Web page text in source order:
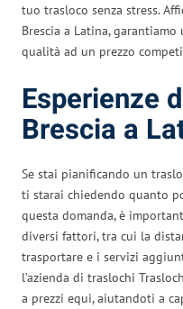
tuo trasloco senza stress.
Brescia a Latina,
qualità ad un prezzo
Esperienze
Brescia a
Se stai pianificando un
ti starai chiedendo quanto
questa domanda, è
diversi fattori, tra cui la
trasportare e i servizi
l’azienda di traslochi
a prezzi equi, aiutandoti a